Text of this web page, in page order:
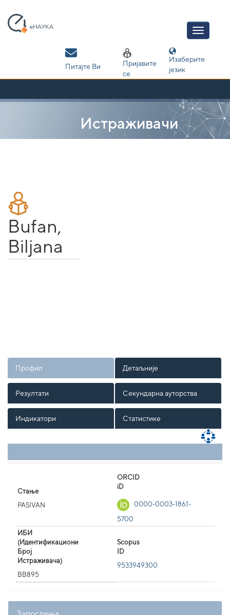
navigation
Питајте Ви
Пријавите
се
Изаберите
језик
Истраживачи
Bufan,
Biljana
Профил Детаљније
Резултати Секундарна ауторства
Индикатори Статистике
Стање
PASIVAN
ORCID
iD
0000-0003-1861-
5700
ИБИ
(Идентификациони
Број
Истраживача)
BB895
Scopus
ID
9533949300